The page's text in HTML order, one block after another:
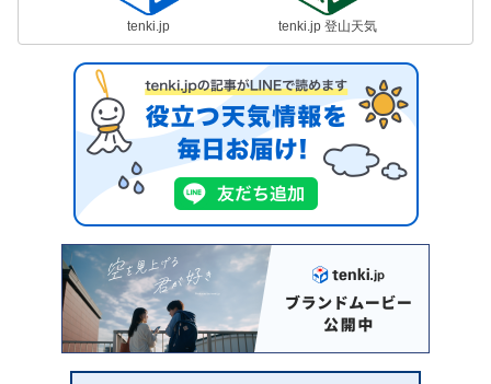
tenki.jp tenki.jp 登山天気